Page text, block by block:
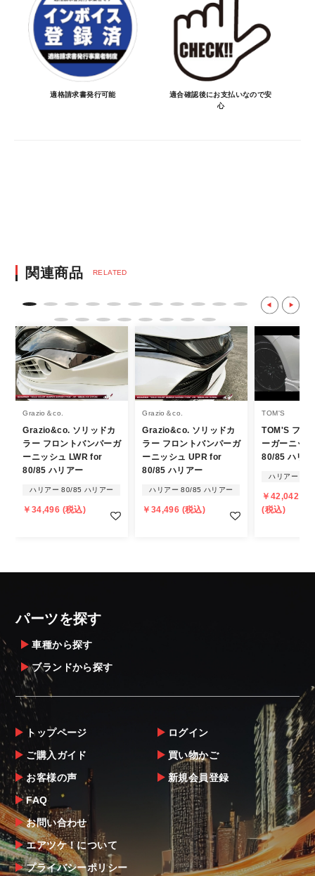
続きをお願い致します。
決済について
・ご注文後にメーカー確認を行い、商品が愛
車に合うことを確認してから決済となりま
決済後の正式注文後のキャンセルや変更につい
て
・決済後の正式注文後のキャンセルや変更は
不可となりますので、商品やカラー等、お間
違い無いようお願い致します。
※商品写真は実際の商品とカラーやイメー
ジが若干異なる場合もございます。
商品名や説明等でご確認ください。
発送について
・エアロパーツ・マフラー等の大型商品は、
個人宅への直送・営業所止めができないこと
があることはご了承ください。
また、小さな商品でも、メーカーによって
・発送先に、塗装・取付店等の業者様をご指
・メーカーによっては、配送先が自動車関連
業者でなければ、配送出来ないことがあるこ
とは予めご了承ください。
お届け商品について
商品到着後は速やかに開封のうえ、中身をご
確認下さい。
当社ならびにメーカーでは販売する商品に万
全を期すよう尽力しておりますが、
万一、商品に不具合があった場合は商品出荷
後5日以内にご連絡をお願いします。
なお、塗装・加工・装着後の交換や返品は、
理由を問わず一切お受けできません。
商品の不具合や状況は写真等をお願いする場
適格請求書発行可能
適合確認後にお支払いなので安
心
関連商品 RELATED
Grazio＆co.
Grazio&co. ソリッドカ
ラー フロントバンパーガ
ーニッシュ LWR for
80/85 ハリアー
ハリアー 80/85 ハリアー
￥34,496 (税込)
Grazio＆co.
Grazio&co. ソリッドカ
ラー フロントバンパーガ
ーニッシュ UPR for
80/85 ハリアー
ハリアー 80/85 ハリアー
￥34,496 (税込)
TOM'S
TOM'S フロ
ーガーニッ
80/85 ハリア
ハリアー 80/
￥42,042 ～
(税込)
パーツを探す
車種から探す
ブランドから探す
トップページ
ご購入ガイド
お客様の声
FAQ
お問い合わせ
エアツケ！について
プライバシーポリシー
ログイン
買い物かご
新規会員登録